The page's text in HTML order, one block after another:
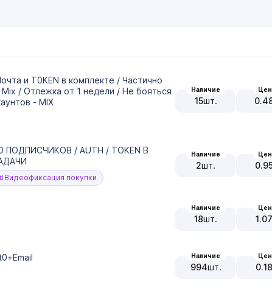
и T0KEN в комплекте / Частично
/ Отлежка от 1 недели / Не бояться
- MIX
Наличие
15шт.
ПОДПИСЧИКОВ / AUTH / TOKEN В
Видеофиксация покупки
Наличие
2шт.
Наличие
18шт. 1.07
Наличие
994шт. 0.18